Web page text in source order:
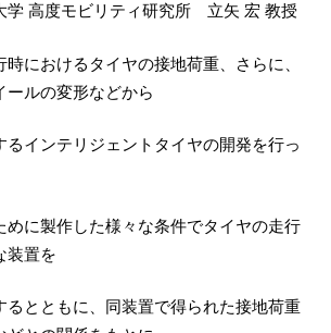
高度モビリティ研究所 立矢 宏 教授
におけるタイヤの接地荷重、さらに、
ールの変形などから
リジェントタイヤの開発を行っ
した様々な条件でタイヤの走行
装置を
に、同装置で得られた接地荷重